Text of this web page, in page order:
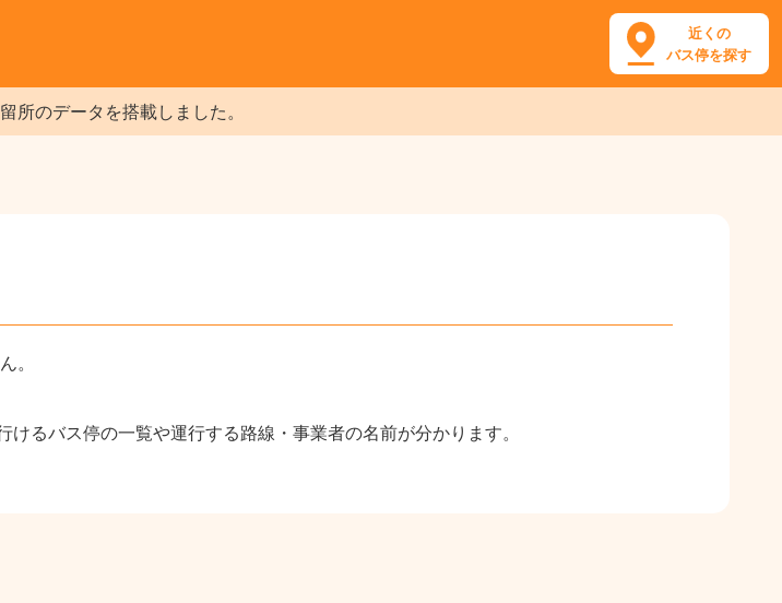
近くの
バス停を探す
所のデータを搭載しました。
。
るバス停の一覧や運行する路線・事業者の名前が分かります。